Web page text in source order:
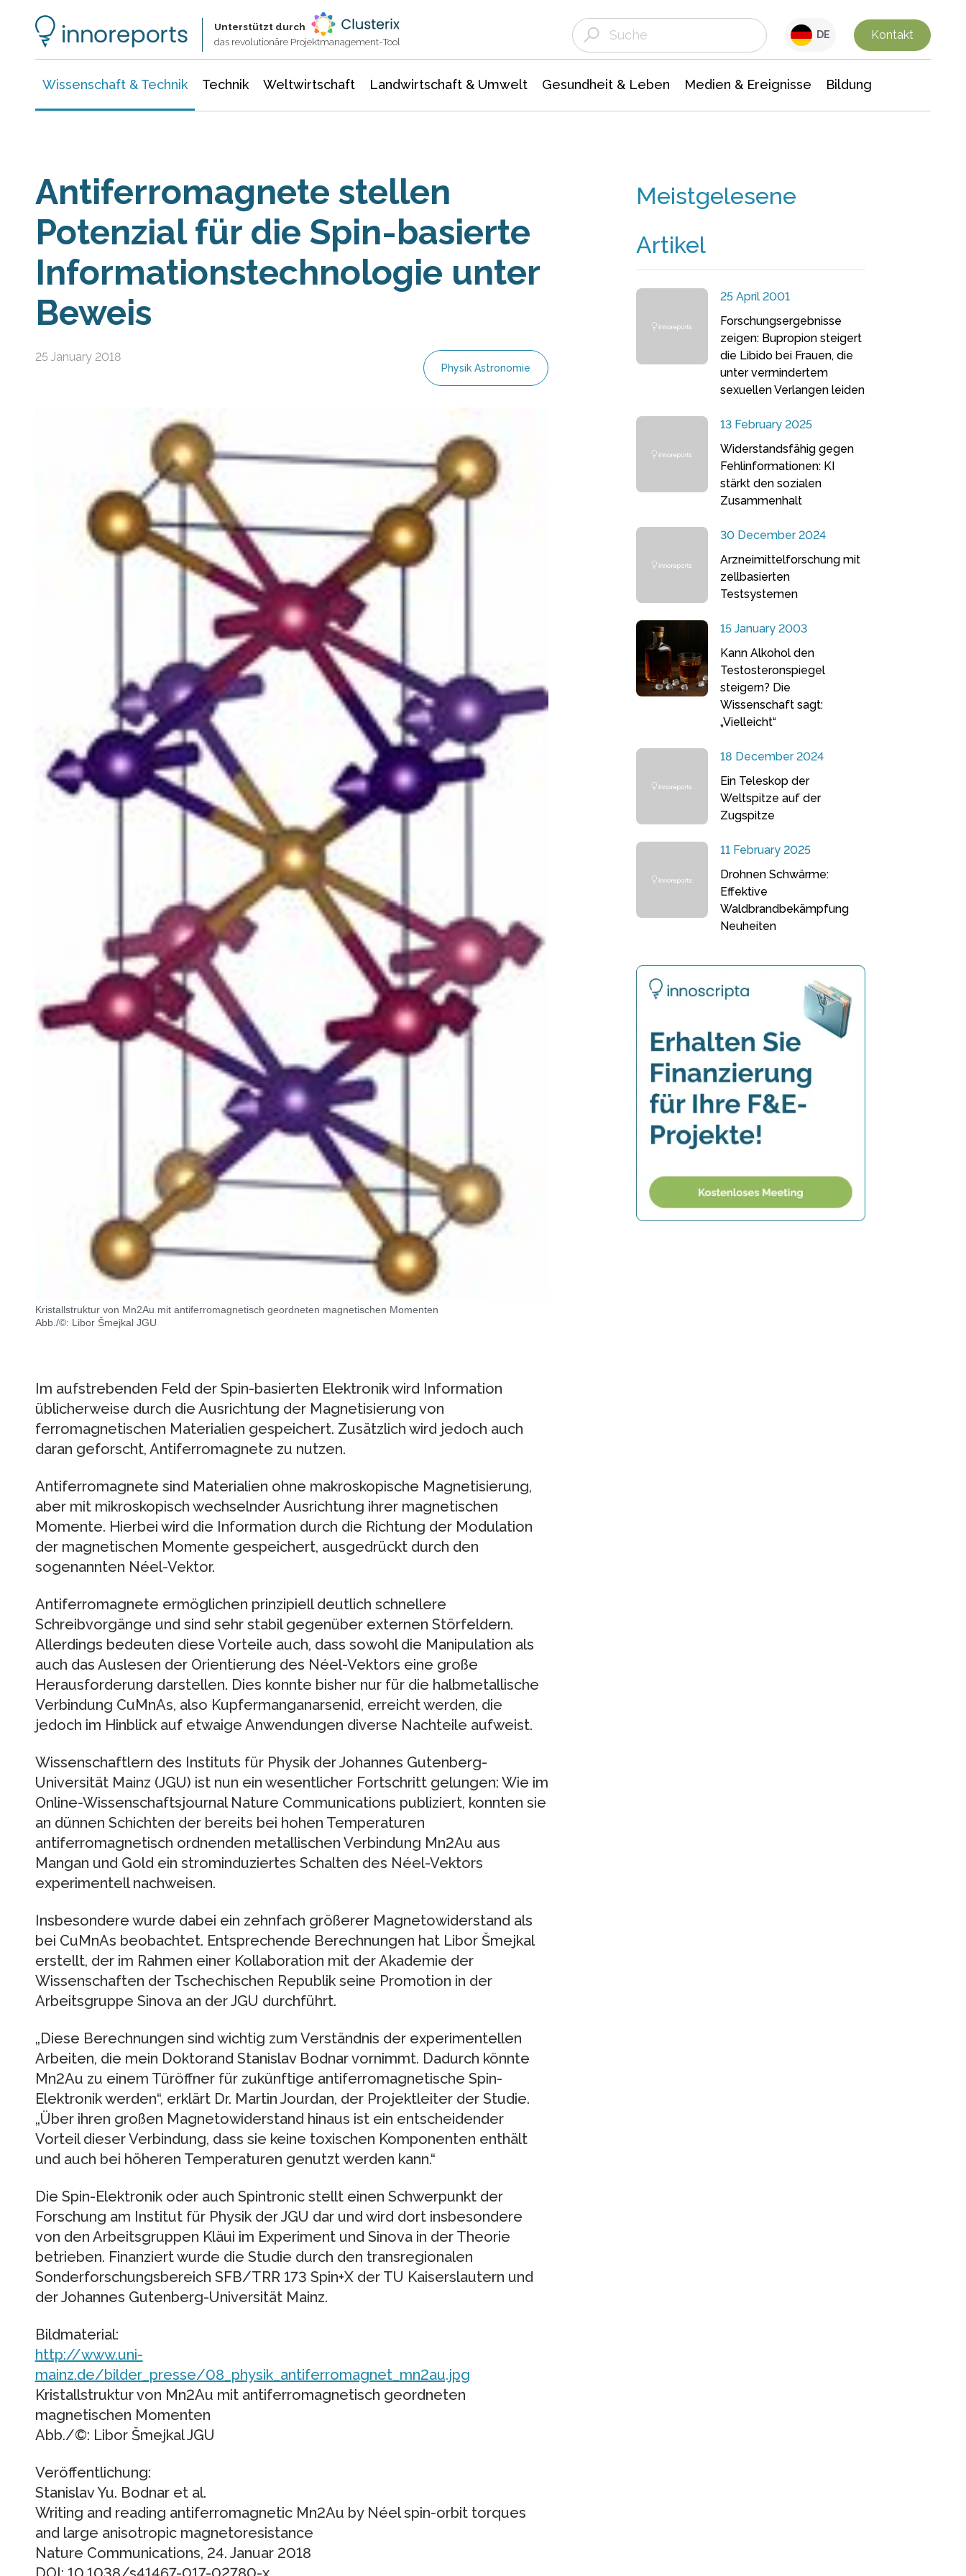
Unterstützt durch
das revolutionäre Projektmanagement-Tool
DE Kontakt
Wissenschaft & Technik Technik Weltwirtschaft Landwirtschaft & Umwelt Gesundheit & Leben Medien & Ereignisse Bildung
Antiferromagnete stellen
Potenzial für die Spin-basierte
Informationstechnologie unter
Beweis
25 January 2018
Physik Astronomie
Kristallstruktur von Mn2Au mit antiferromagnetisch geordneten magnetischen Momenten
Abb./©: Libor Šmejkal JGU
Im aufstrebenden Feld der Spin-basierten Elektronik wird Information
üblicherweise durch die Ausrichtung der Magnetisierung von
ferromagnetischen Materialien gespeichert. Zusätzlich wird jedoch auch
daran geforscht, Antiferromagnete zu nutzen.
Antiferromagnete sind Materialien ohne makroskopische Magnetisierung,
aber mit mikroskopisch wechselnder Ausrichtung ihrer magnetischen
Momente. Hierbei wird die Information durch die Richtung der Modulation
der magnetischen Momente gespeichert, ausgedrückt durch den
sogenannten Néel-Vektor.
Antiferromagnete ermöglichen prinzipiell deutlich schnellere
Schreibvorgänge und sind sehr stabil gegenüber externen Störfeldern.
Allerdings bedeuten diese Vorteile auch, dass sowohl die Manipulation als
auch das Auslesen der Orientierung des Néel-Vektors eine große
Herausforderung darstellen. Dies konnte bisher nur für die halbmetallische
Verbindung CuMnAs, also Kupfermanganarsenid, erreicht werden, die
jedoch im Hinblick auf etwaige Anwendungen diverse Nachteile aufweist.
Wissenschaftlern des Instituts für Physik der Johannes Gutenberg-
Universität Mainz (JGU) ist nun ein wesentlicher Fortschritt gelungen: Wie im
Online-Wissenschaftsjournal Nature Communications publiziert, konnten sie
an dünnen Schichten der bereits bei hohen Temperaturen
antiferromagnetisch ordnenden metallischen Verbindung Mn2Au aus
Mangan und Gold ein strominduziertes Schalten des Néel-Vektors
experimentell nachweisen.
Insbesondere wurde dabei ein zehnfach größerer Magnetowiderstand als
bei CuMnAs beobachtet. Entsprechende Berechnungen hat Libor Šmejkal
erstellt, der im Rahmen einer Kollaboration mit der Akademie der
Wissenschaften der Tschechischen Republik seine Promotion in der
Arbeitsgruppe Sinova an der JGU durchführt.
„Diese Berechnungen sind wichtig zum Verständnis der experimentellen
Arbeiten, die mein Doktorand Stanislav Bodnar vornimmt. Dadurch könnte
Mn2Au zu einem Türöffner für zukünftige antiferromagnetische Spin-
Elektronik werden“, erklärt Dr. Martin Jourdan, der Projektleiter der Studie.
„Über ihren großen Magnetowiderstand hinaus ist ein entscheidender
Vorteil dieser Verbindung, dass sie keine toxischen Komponenten enthält
und auch bei höheren Temperaturen genutzt werden kann.“
Die Spin-Elektronik oder auch Spintronic stellt einen Schwerpunkt der
Forschung am Institut für Physik der JGU dar und wird dort insbesondere
von den Arbeitsgruppen Kläui im Experiment und Sinova in der Theorie
betrieben. Finanziert wurde die Studie durch den transregionalen
Sonderforschungsbereich SFB/TRR 173 Spin+X der TU Kaiserslautern und
der Johannes Gutenberg-Universität Mainz.
Bildmaterial:
http://www.uni-
mainz.de/bilder_presse/08_physik_antiferromagnet_mn2au.jpg
Kristallstruktur von Mn2Au mit antiferromagnetisch geordneten
magnetischen Momenten
Abb./©: Libor Šmejkal JGU
Veröffentlichung:
Stanislav Yu. Bodnar et al.
Writing and reading antiferromagnetic Mn2Au by Néel spin-orbit torques
and large anisotropic magnetoresistance
Nature Communications, 24. Januar 2018
Meistgelesene
Artikel
25 April 2001
Forschungsergebnisse
zeigen: Bupropion steigert
die Libido bei Frauen, die
unter vermindertem
sexuellen Verlangen leiden
13 February 2025
Widerstandsfähig gegen
Fehlinformationen: KI
stärkt den sozialen
Zusammenhalt
30 December 2024
Arzneimittelforschung mit
zellbasierten
Testsystemen
15 January 2003
Kann Alkohol den
Testosteronspiegel
steigern? Die
Wissenschaft sagt:
„Vielleicht“
18 December 2024
Ein Teleskop der
Weltspitze auf der
Zugspitze
11 February 2025
Drohnen Schwärme:
Effektive
Waldbrandbekämpfung
Neuheiten